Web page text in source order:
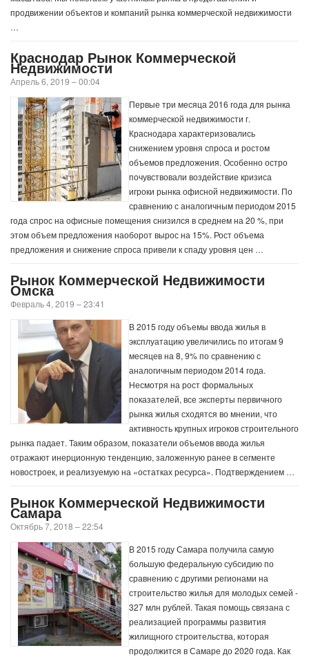
продвижении объектов и компаний рынка коммерческой недвижимости
…
Краснодар Рынок Коммерческой
Недвижимости
Апрель 6, 2019 – 00:04
Первые три месяца 2016 года для рынка
коммерческой недвижимости г.
Краснодара характеризовались
снижением уровня спроса и ростом
объемов предложения. Особенно остро
почувствовали воздействие кризиса
игроки рынка офисной недвижимости. По
сравнению с аналогичным периодом 2015
года спрос на офисные помещения снизился в среднем на 20 %, при
этом объем предложения наоборот вырос на 15%. Рост объема
предложения и снижение спроса привели к спаду уровня цен …
Рынок Коммерческой Недвижимости
Омска
Февраль 4, 2019 – 23:41
В 2015 году объемы ввода жилья в
эксплуатацию увеличились по итогам 9
месяцев на 8, 9% по сравнению с
аналогичным периодом 2014 года.
Несмотря на рост формальных
показателей, все эксперты первичного
рынка жилья сходятся во мнении, что
активность крупных игроков строительного
рынка падает. Таким образом, показатели объемов ввода жилья
отражают инерционную тенденцию, заложенную ранее в сегменте
новостроек, и реализуемую на «остатках ресурса». Подтверждением …
Рынок Коммерческой Недвижимости
Самара
Октябрь 7, 2018 – 22:54
В 2015 году Самара получила самую
большую федеральную субсидию по
сравнению с другими регионами на
строительство жилья для молодых семей -
327 млн рублей. Такая помощь связана с
реализацией программы развития
жилищного строительства, которая
продолжится в Самаре до 2020 года. Как